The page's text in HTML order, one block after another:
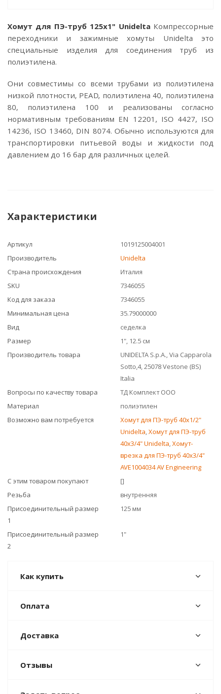
Хомут для ПЭ-труб 125x1" UnideltaКомпрессорные
переходники и зажимные хомуты Unidelta это
специальные изделия для соединения труб из
полиэтилена.
Они совместимы со всеми трубами из полиэтилена
низкой плотности, PEAD, полиэтилена 40, полиэтилена
80, полиэтилена 100 и реализованы согласно
нормативным требованиям EN 12201, ISO 4427, ISO
14236, ISO 13460, DIN 8074. Обычно используются для
транспортировки питьевой воды и жидкости под
давлением до 16 бар для различных целей.
Характеристики
Артикул
1019125004001
Производитель
Unidelta
Страна происхождения
Италия
SKU
7346055
Код для заказа
7346055
Минимальная цена
35.79000000
Вид
седелка
Размер
1", 12.5 см
Производитель товара
UNIDELTA S.p.A., Via Capparola
Sotto,4, 25078 Vestone (BS)
Italia
Вопросы по качеству товара
ТД Комплект ООО
Материал
полиэтилен
Возможно вам потребуется
Хомут для ПЭ-труб 40x1/2"
Unidelta,Хомут для ПЭ-труб
40x3/4" Unidelta,Хомут-
врезка для ПЭ-труб 40x3/4"
AVE1004034 AV Engineering
С этим товаром покупают
[]
Резьба
внутренняя
Присоединительный размер
1
125 мм
Присоединительный размер
2
1"
Как купить
Оплата
Доставка
Отзывы